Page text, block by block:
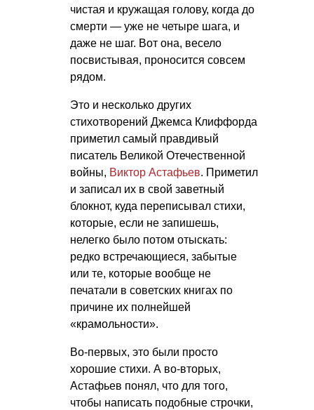
чистая и кружащая голову, когда до
смерти — уже не четыре шага, и
даже не шаг. Вот она, весело
посвистывая, проносится совсем
рядом.
Это и несколько других
стихотворений Джемса Клиффорда
приметил самый правдивый
писатель Великой Отечественной
войны, Виктор Астафьев. Приметил
и записал их в свой заветный
блокнот, куда переписывал стихи,
которые, если не запишешь,
нелегко было потом отыскать:
редко встречающиеся, забытые
или те, которые вообще не
печатали в советских книгах по
причине их полнейшей
«крамольности».
Во-первых, это были просто
хорошие стихи. А во-вторых,
Астафьев понял, что для того,
чтобы написать подобные строчки,